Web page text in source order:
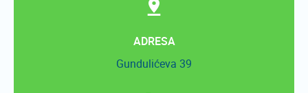
ADRESA
Gundulićeva 39